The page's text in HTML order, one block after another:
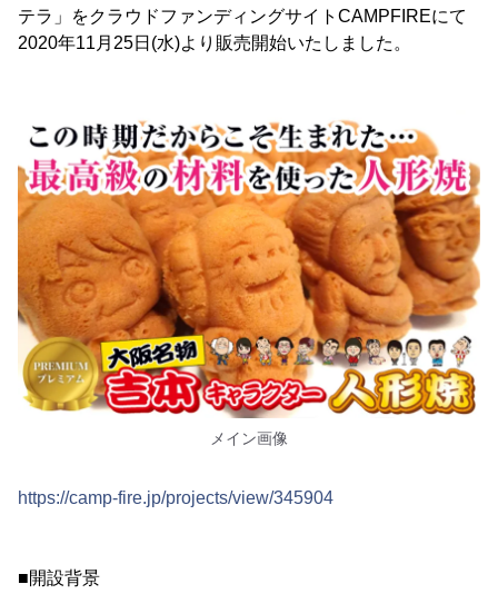
テラ」をクラウドファンディングサイトCAMPFIREにて
2020年11月25日(水)より販売開始いたしました。
メイン画像
https://camp-fire.jp/projects/view/345904
■開設背景